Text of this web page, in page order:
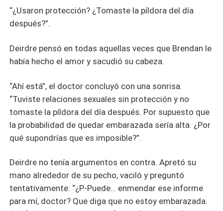
“¿Usaron protección? ¿Tomaste la píldora del día
después?”.
Deirdre pensó en todas aquellas veces que Brendan le
había hecho el amor y sacudió su cabeza.
“Ahí está”, el doctor concluyó con una sonrisa.
“Tuviste relaciones sexuales sin protección y no
tomaste la píldora del día después. Por supuesto que
la probabilidad de quedar embarazada sería alta. ¿Por
qué supondrías que es imposible?”.
Deirdre no tenía argumentos en contra. Apretó su
mano alrededor de su pecho, vaciló y preguntó
tentativamente: “¿P-Puede… enmendar ese informe
para mí, doctor? Que diga que no estoy embarazada.